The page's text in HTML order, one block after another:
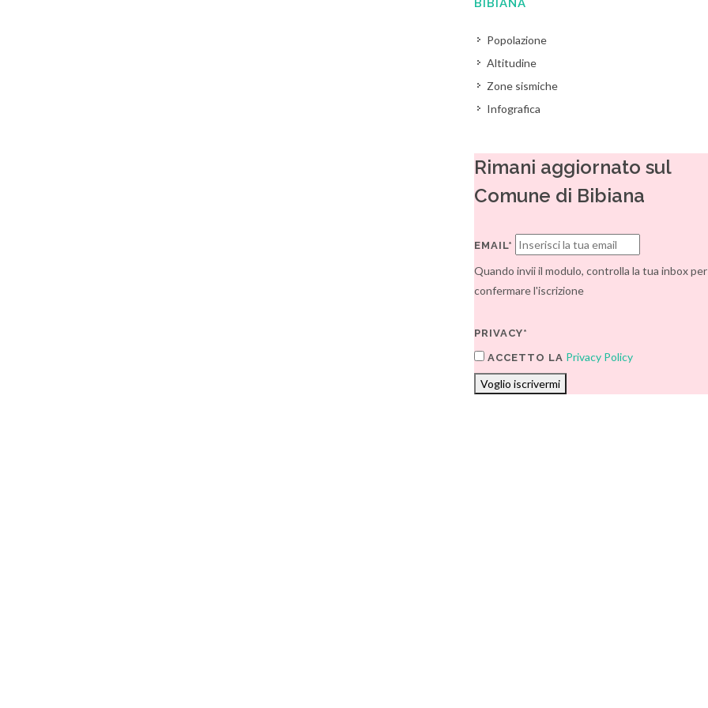
BIBIANA
Popolazione
Altitudine
Zone sismiche
Infografica
Rimani aggiornato sul
Comune di Bibiana
EMAIL*
Quando invii il modulo, controlla la tua inbox per
confermare l'iscrizione
PRIVACY*
ACCETTO LA Privacy Policy
Voglio iscrivermi